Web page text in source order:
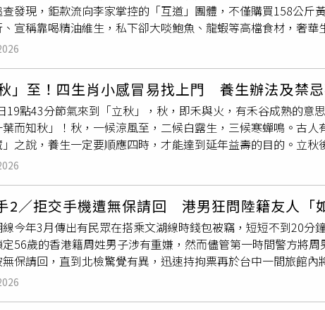
求婚場景，最後成功抱得美人歸。阿Ken一路見證兩人從交往
，「每次跟他們出去，我都像是去看人家放閃。」完成求婚後
辦婚宴，席開64桌，婚宴花費超過545萬元，被視為當年演藝
民黨榮譽主席連戰擔任證婚人，現場除了5566團員及演藝圈好
重量級人士也親自出席，歌手陳奕迅則跨海送上祝福，展現兩人
文晴當天換穿兩套遠從紐約訂製的婚紗禮服亮相，婚宴伴手禮
節都展現豪門婚禮規格，也成為當年熱門話題。婚後，夫妻育
閃。不過，好友阿Ken曾透露，小刀私底下是出了名的「寵妻
不喜歡吃的食物，也會默默夾到自己碗裡，就連一起吃麻辣
好友印象深刻。然而，這段曾令外界稱羨的豪門婚姻最終仍
邊人士說法，指婚變疑與小刀多年來「沒有特別作為」有關
共同聲明表示，彼此已分開一段時間，未來仍會攜手陪伴孩子
一事做進一步回應，為這段長達14年的婚姻正式畫下句點。
發現，鉅款流向李家掌控的「互道」團體，不僅購買158公斤
、宣稱靠喝精油維生，私下卻大啖鮑魚、龍蝦等高檔食材，奢
妻創立「互道」團體，兒子李易儒、媳婦李何昱萱及陳昱瑄
體學習《道德經》及《金剛經》，對李世宗夫妻分別以「爸爸
互稱兄弟姊妹。檢方認定，陳昱瑄取得慈濟10.6億元後，將大筆
李妻羅玟芳負責管理資金並購置黃金；調查局北機站搜索李世
此宴請地方人士，還曾出動價值千萬元的賓利名車接送賓客。
後，赫然發現地下藏有大量高級乾鮑魚，再翻開另一處地板，
蝦、烏參等高價食材，豪宅儼然成為存放現金、黃金與頂級
庫，僅李世宗夫妻持有鑰匙，每次進出都須逐筆登記、清點
滿精油，李世宗宣稱這些精油免費提供信眾飲用，團體信奉「
，甚至聲稱聚餐時僅將鮑魚、龍蝦等 食物咀嚼後吐掉，再飲用
入看守所，只得恢復正常吃米飯；比他早三週遭羈押的陳昱瑄
倉」的據點，內部設有疑似提煉精油的調配室，相關精油及
」至！四生肖小感冒易找上門 養生辦法及禁
19點43分節氣來到「立秋」，秋，即禾與火，有禾谷成熟的意
而知秋」！秋，一候涼風至，二候白露生，三候寒蟬鳴。古
之說，養生一定要順應四時，才能達到延年益壽的目的。立
陽氣的準備。肺屬金，而秋季大地一遍金黃，故肺主秋季。
寒熱，故很容易被秋燥所傷，因此需要潤燥、養陰、潤肺。而
血的生發。肝開竅於目，所以這時候呢眼睛的視力就會有所下降
月，健康要注意的生肖是屬猴、蛇、虎、豬，小感冒、小病痛
要留意腹部的毛病，注意飲食衛生，可以減低染病的機會；此
動以放鬆身心！以下依照食衣住行育樂來建議「立秋」養生與
燥，而燥氣通於肺，很容易傷及肺陰，使人患鼻乾、喉嚨痛、
食物
。肺是人體重要的呼吸器官，是人體真氣之源，肺氣的
耳、木耳、山藥、胡蘿蔔、豆腐等。水果如梨子、蘋果、山楂
2／拒交手機遭無保請回 港男狂問陸籍友人「
今年3月傳出有民眾在搭乘文湖線時錢包被竊，短短不到20分
56歲的香港籍周姓男子涉有重嫌，然而儘管第一時間警方將
保請回，直到北檢驚覺有異，迅速持拘票再於台中一間旅館
間，周男不斷向中國友人聯絡，詢問離境的方法。據了解，
後，與國外盜刷集團合作，偽造信用卡感應收款設備進行交易